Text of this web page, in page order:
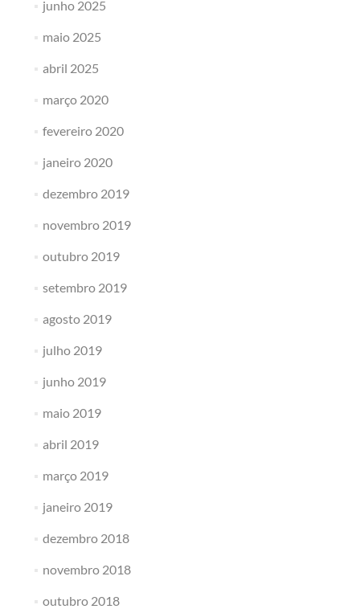
junho 2025
maio 2025
abril 2025
março 2020
fevereiro 2020
janeiro 2020
dezembro 2019
novembro 2019
outubro 2019
setembro 2019
agosto 2019
julho 2019
junho 2019
maio 2019
abril 2019
março 2019
janeiro 2019
dezembro 2018
novembro 2018
outubro 2018